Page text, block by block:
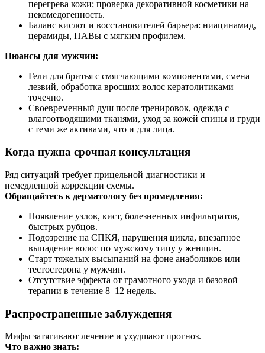
перегрева кожи; проверка декоративной косметики на
некомедогенность.
Баланс кислот и восстановителей барьера: ниацинамид,
церамиды, ПАВы с мягким профилем.
Нюансы для мужчин:
Гели для бритья с смягчающими компонентами, смена
лезвий, обработка вросших волос кератолитиками
точечно.
Своевременный душ после тренировок, одежда с
влагоотводящими тканями, уход за кожей спины и груди
с теми же активами, что и для лица.
Когда нужна срочная консультация
Ряд ситуаций требует прицельной диагностики и
немедленной коррекции схемы.
Обращайтесь к дерматологу без промедления:
Появление узлов, кист, болезненных инфильтратов,
быстрых рубцов.
Подозрение на СПКЯ, нарушения цикла, внезапное
выпадение волос по мужскому типу у женщин.
Старт тяжелых высыпаний на фоне анаболиков или
тестостерона у мужчин.
Отсутствие эффекта от грамотного ухода и базовой
терапии в течение 8–12 недель.
Распространенные заблуждения
Мифы затягивают лечение и ухудшают прогноз.
Что важно знать: